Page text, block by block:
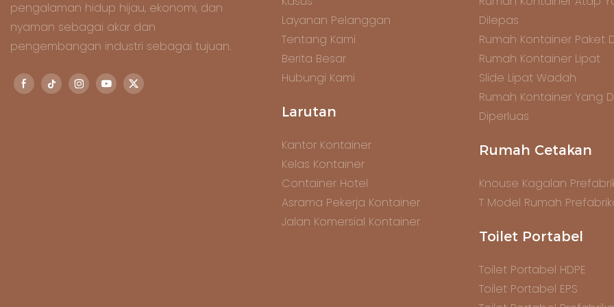
pengalaman hidup hijau, ekonomi, dan
nyaman sebagai akar dan
pengembangan industri sebagai tujuan.
Layanan Pelanggan
Tentang Kami
Berita Besar
Hubungi Kami
Larutan
Kantor Kontainer
Kelas Kontainer
Container Hotel
Asrama Pekerja Kontainer
Jalan Komersial Kontainer
Dilepas
Rumah Kontainer Paket
Rumah Kontainer Lipat
Slide Lipat Wadah
Rumah Kontainer Yang
Diperluas
Rumah Cetakan
Knouse Kagalan
T Model Rumah
Toilet Portabel
Toilet Portabel HDPE
Toilet Portabel EPS